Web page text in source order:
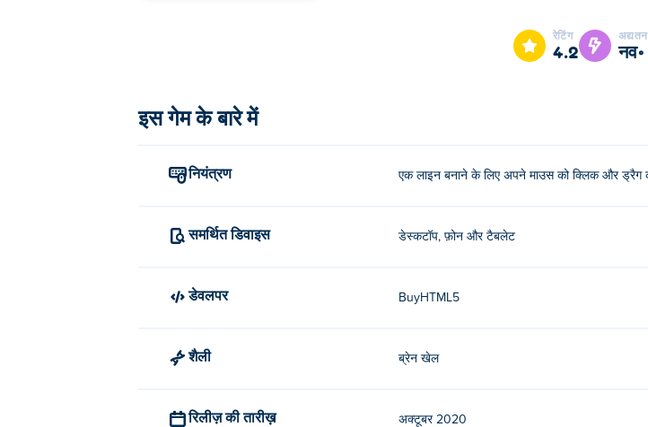
रेटिंग
4.2
अद्यतन
इस गेम के बारे में
नियंत्रण एक लाइन बनाने के लिए अपने माउस को क्लिक और ड्रैग
समर्थित डिवाइस डेस्कटॉप, फ़ोन और टैबलेट
डेवलपर BuyHTML5
शैली ब्रेन खेल
रिलीज़ की तारीख़ अक्टूबर 2020